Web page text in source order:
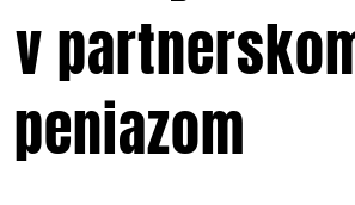
v